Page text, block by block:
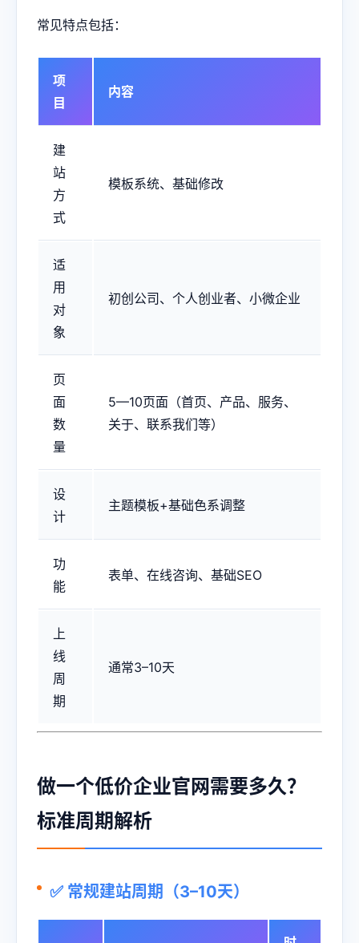
常见特点包括：
项
目
内容
建
站
方
式
模板系统、基础修改
适
用
对
象
初创公司、个人创业者、小微企业
页
面
数
量
5—10页面（首页、产品、服务、
关于、联系我们等）
设
计
主题模板+基础色系调整
功
能
表单、在线咨询、基础SEO
上
线
周
期
通常3–10天
做一个低价企业官网需要多久？
标准周期解析
✅ 常规建站周期（3–10天）